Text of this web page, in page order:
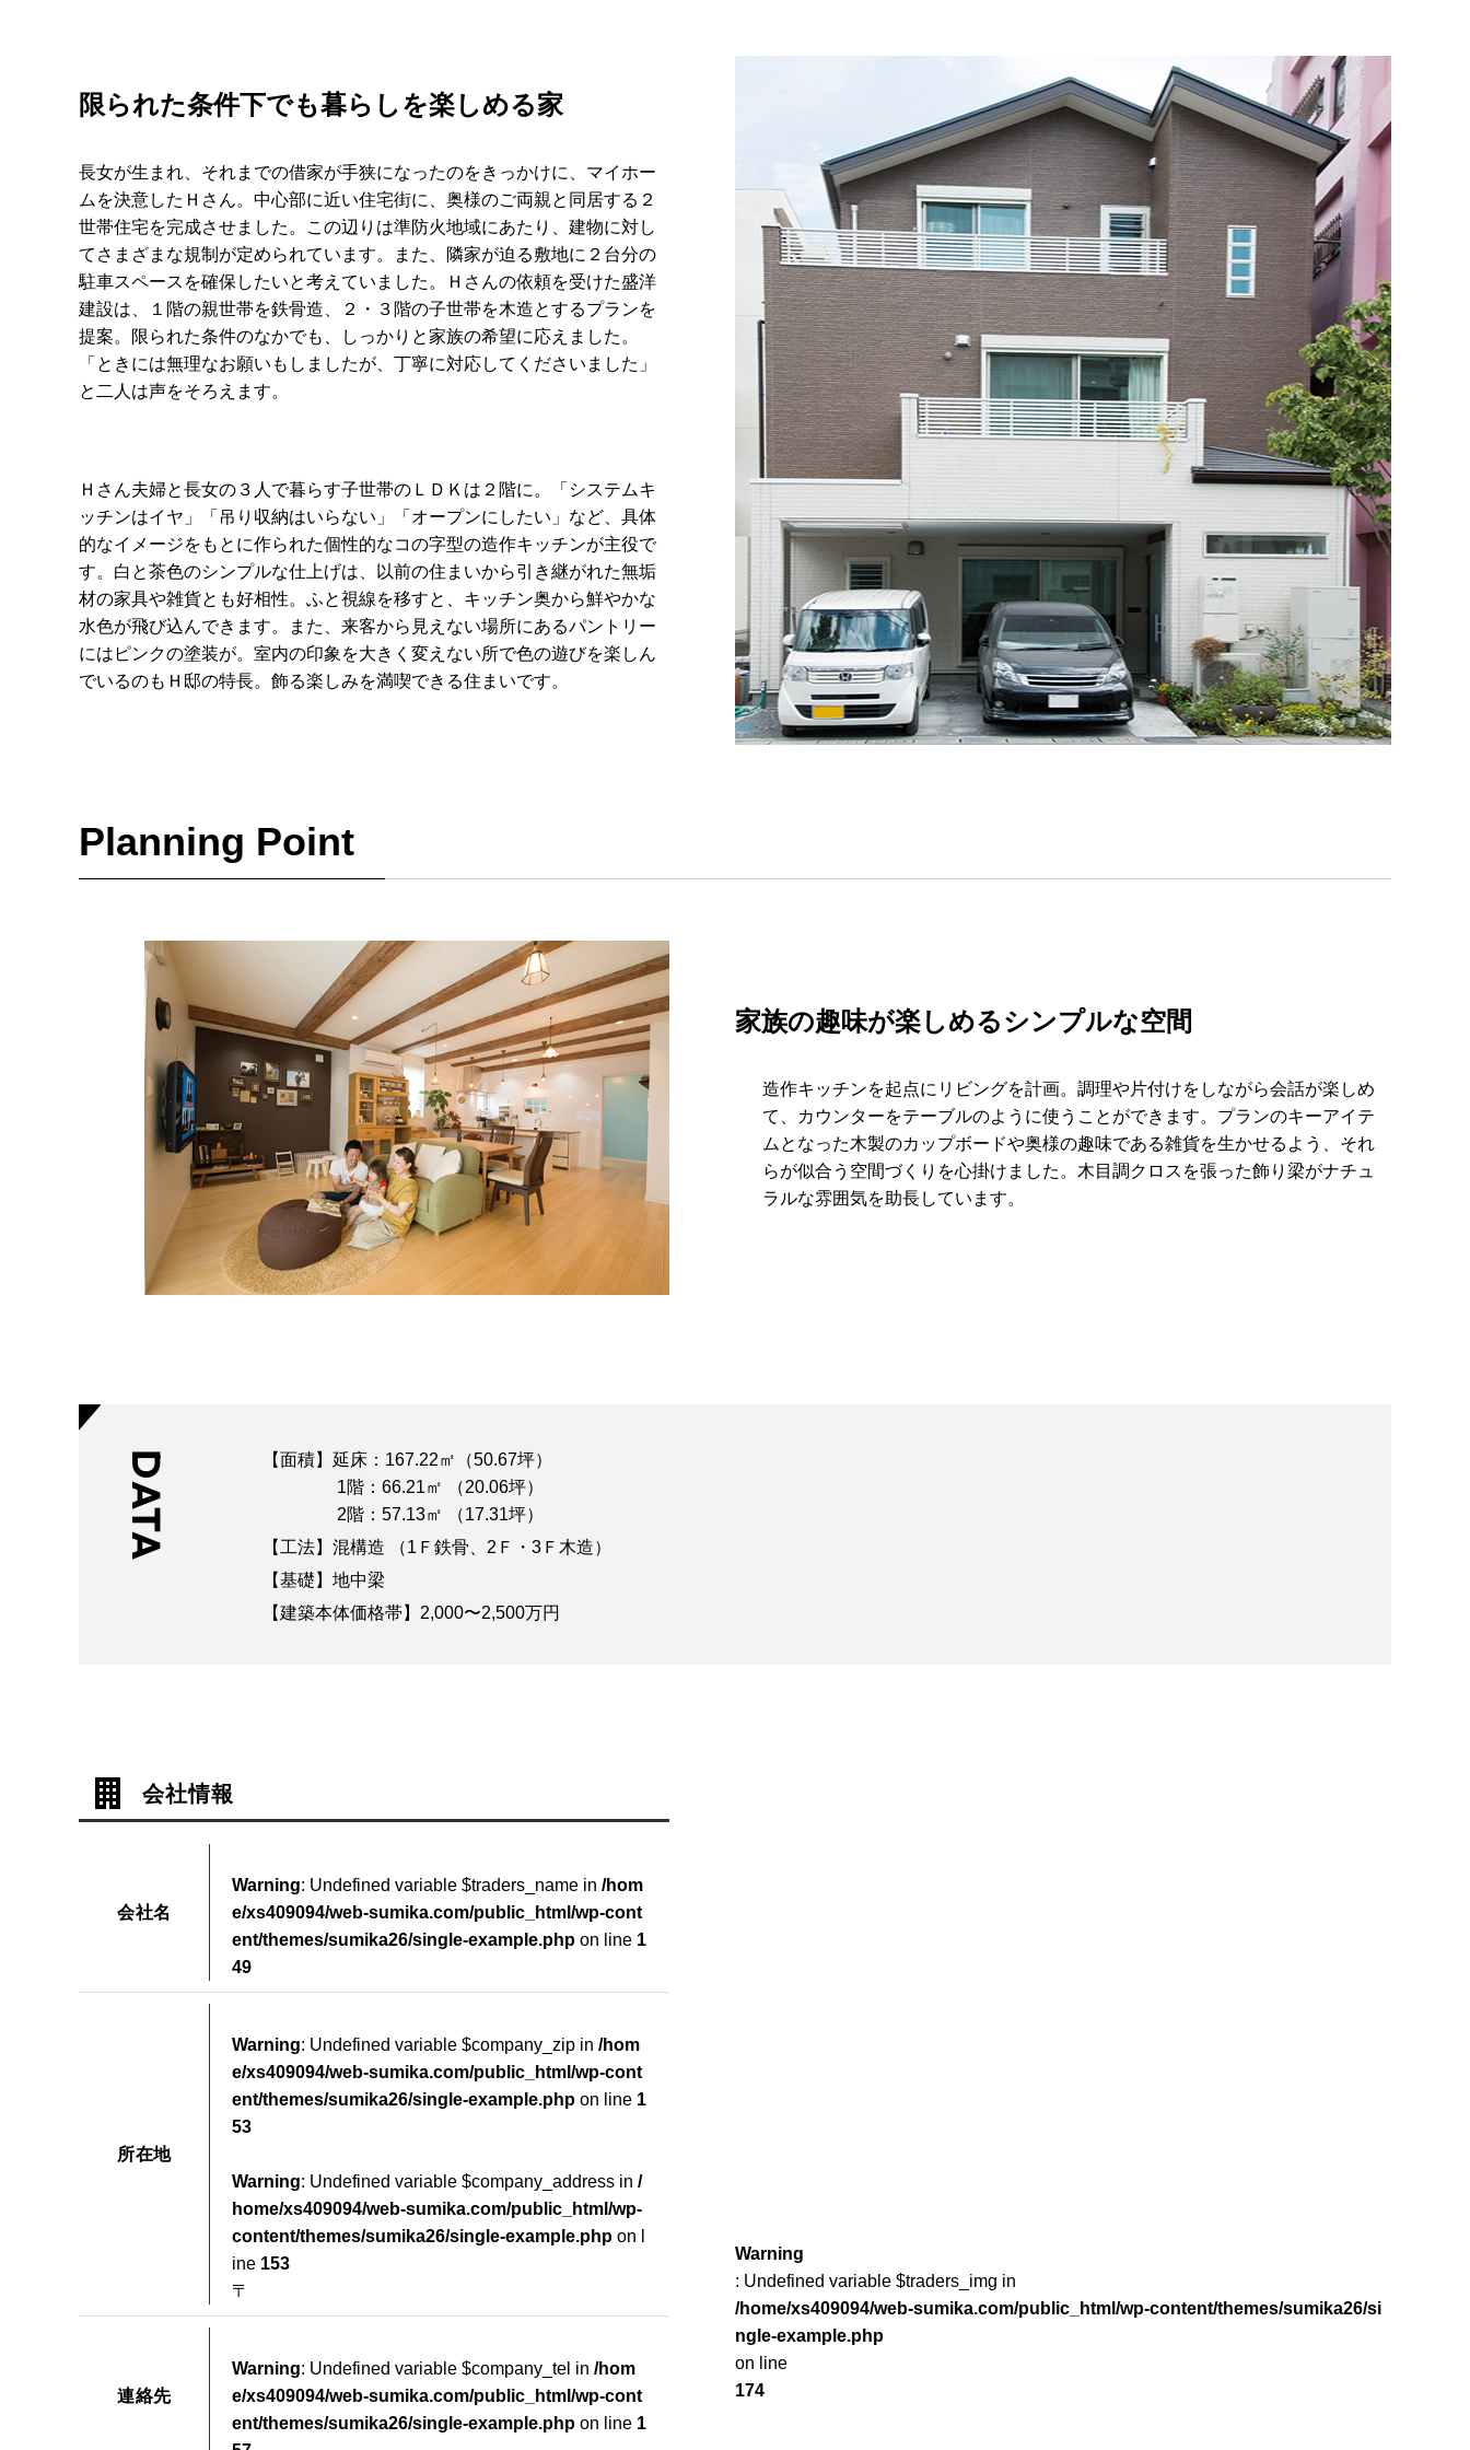
限られた条件下でも暮らしを楽しめる家
長女が生まれ、それまでの借家が手狭になったのをきっかけに、マイホー
ムを決意したＨさん。中心部に近い住宅街に、奥様のご両親と同居する２
世帯住宅を完成させました。この辺りは準防火地域にあたり、建物に対し
てさまざまな規制が定められています。また、隣家が迫る敷地に２台分の
駐車スペースを確保したいと考えていました。Ｈさんの依頼を受けた盛洋
建設は、１階の親世帯を鉄骨造、２・３階の子世帯を木造とするプランを
提案。限られた条件のなかでも、しっかりと家族の希望に応えました。
「ときには無理なお願いもしましたが、丁寧に対応してくださいました」
と二人は声をそろえます。
Ｈさん夫婦と長女の３人で暮らす子世帯のＬＤＫは２階に。「システムキ
ッチンはイヤ」「吊り収納はいらない」「オープンにしたい」など、具体
的なイメージをもとに作られた個性的なコの字型の造作キッチンが主役で
す。白と茶色のシンプルな仕上げは、以前の住まいから引き継がれた無垢
材の家具や雑貨とも好相性。ふと視線を移すと、キッチン奥から鮮やかな
水色が飛び込んできます。また、来客から見えない場所にあるパントリー
にはピンクの塗装が。室内の印象を大きく変えない所で色の遊びを楽しん
でいるのもＨ邸の特長。飾る楽しみを満喫できる住まいです。
Planning Point
家族の趣味が楽しめるシンプルな空間
造作キッチンを起点にリビングを計画。調理や片付けをしながら会話が楽しめ
て、カウンターをテーブルのように使うことができます。プランのキーアイテ
ムとなった木製のカップボードや奥様の趣味である雑貨を生かせるよう、それ
らが似合う空間づくりを心掛けました。木目調クロスを張った飾り梁がナチュ
ラルな雰囲気を助長しています。
DATA
【面積】延床：167.22㎡（50.67坪）
1階：66.21㎡ （20.06坪）
2階：57.13㎡ （17.31坪）
【工法】混構造 （1Ｆ鉄骨、2Ｆ・3Ｆ木造）
【基礎】地中梁
【建築本体価格帯】2,000〜2,500万円
会社情報
会社名
Warning: Undefined variable $traders_name in /hom
e/xs409094/web-sumika.com/public_html/wp-cont
ent/themes/sumika26/single-example.php on line 1
49
所在地
Warning: Undefined variable $company_zip in /hom
e/xs409094/web-sumika.com/public_html/wp-cont
ent/themes/sumika26/single-example.php on line 1
53
Warning: Undefined variable $company_address in /
home/xs409094/web-sumika.com/public_html/wp-
content/themes/sumika26/single-example.php on l
ine 153
〒
連絡先
Warning: Undefined variable $company_tel in /hom
e/xs409094/web-sumika.com/public_html/wp-cont
ent/themes/sumika26/single-example.php on line 1
Warning
: Undefined variable $traders_img in
/home/xs409094/web-sumika.com/public_html/wp-content/themes/sumika26/si
ngle-example.php
on line
174